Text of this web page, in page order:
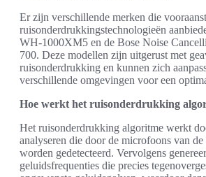
Er zijn verschillende merken die
ruisonderdrukkingstechnologieën
WH-1000XM5 en de Bose Noise
700. Deze modellen zijn uitgerust met
ruisonderdrukking en kunnen zich
verschillende omgevingen voor een
Hoe werkt het ruisonderdrukking
Het ruisonderdrukking algoritme werkt
analyseren die door de microfoons van
worden gedetecteerd. Vervolgens
geluidsfrequenties die precies